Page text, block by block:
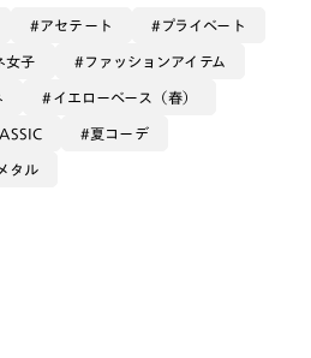
アセテート プライベート
女子 ファッションアイテム
イエローベース（春）
夏コーデ
メタル